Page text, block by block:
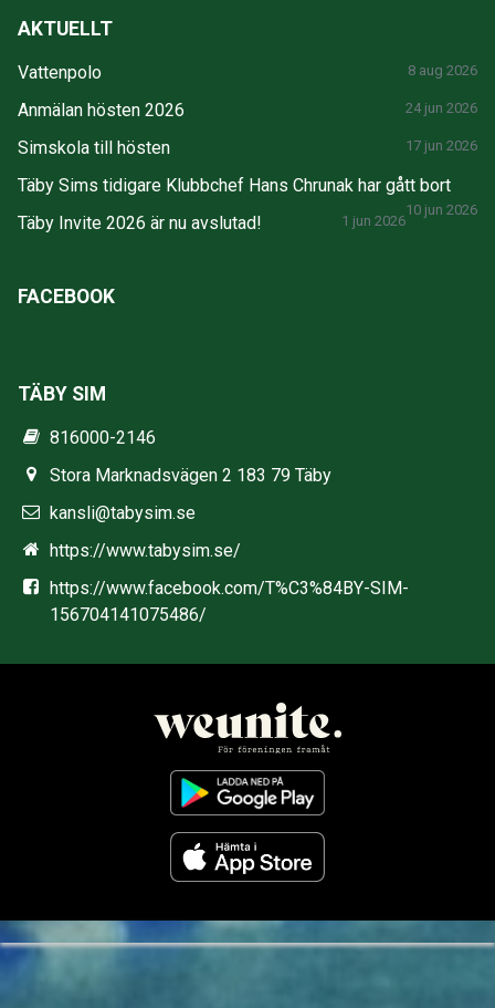
AKTUELLT
Vattenpolo 8 aug 2026
Anmälan hösten 2026 24 jun 2026
Simskola till hösten 17 jun 2026
Täby Sims tidigare Klubbchef Hans Chrunak har gått bort
10 jun 2026
Täby Invite 2026 är nu avslutad! 1 jun 2026
FACEBOOK
TÄBY SIM
816000-2146
Stora Marknadsvägen 2 183 79 Täby
kansli@tabysim.se
https://www.tabysim.se/
https://www.facebook.com/T%C3%84BY-SIM-
156704141075486/